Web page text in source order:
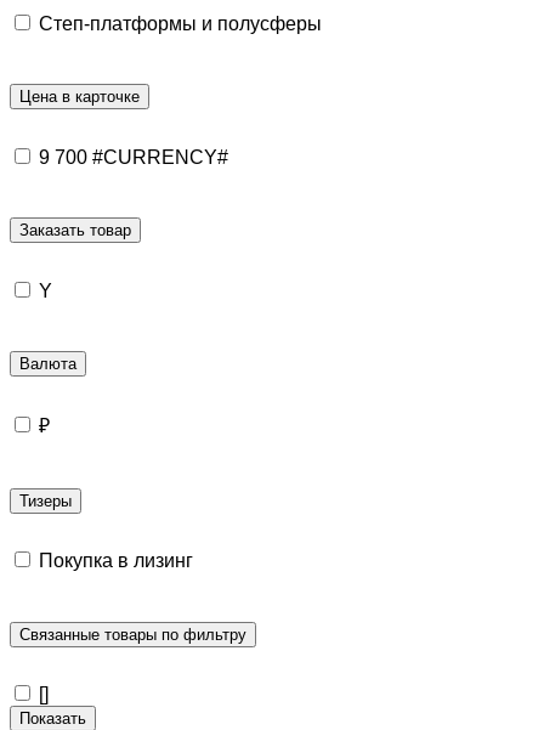
Степ-платформы и полусферы
Цена в карточке
9 700 #CURRENCY#
Заказать товар
Y
Валюта
₽
Тизеры
Покупка в лизинг
Связанные товары по фильтру
[]
Показать